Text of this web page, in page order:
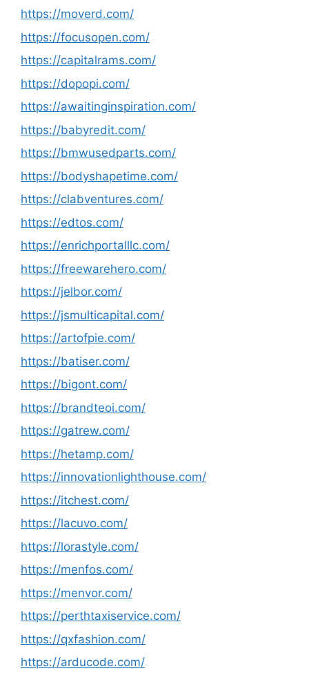
https://moverd.com/
https://focusopen.com/
https://capitalrams.com/
https://dopopi.com/
https://awaitinginspiration.com/
https://babyredit.com/
https://bmwusedparts.com/
https://bodyshapetime.com/
https://clabventures.com/
https://edtos.com/
https://enrichportalllc.com/
https://freewarehero.com/
https://jelbor.com/
https://jsmulticapital.com/
https://artofpie.com/
https://batiser.com/
https://bigont.com/
https://brandteoi.com/
https://gatrew.com/
https://hetamp.com/
https://innovationlighthouse.com/
https://itchest.com/
https://lacuvo.com/
https://lorastyle.com/
https://menfos.com/
https://menvor.com/
https://perthtaxiservice.com/
https://qxfashion.com/
https://arducode.com/